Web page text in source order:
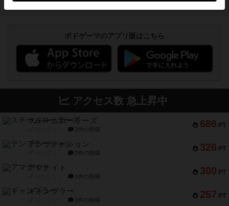
ボドゲーマのアプリ版はこちら
アクセス数 急上昇中
686 PT
スチームローラーズ
2件の投稿
326 PT
テンプテーション
2件の投稿
300 PT
アマナイト
1件の投稿
257 PT
ギャンブラー
2件の投稿